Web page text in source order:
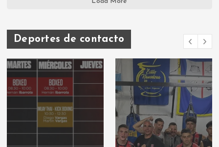
Deportes de contacto